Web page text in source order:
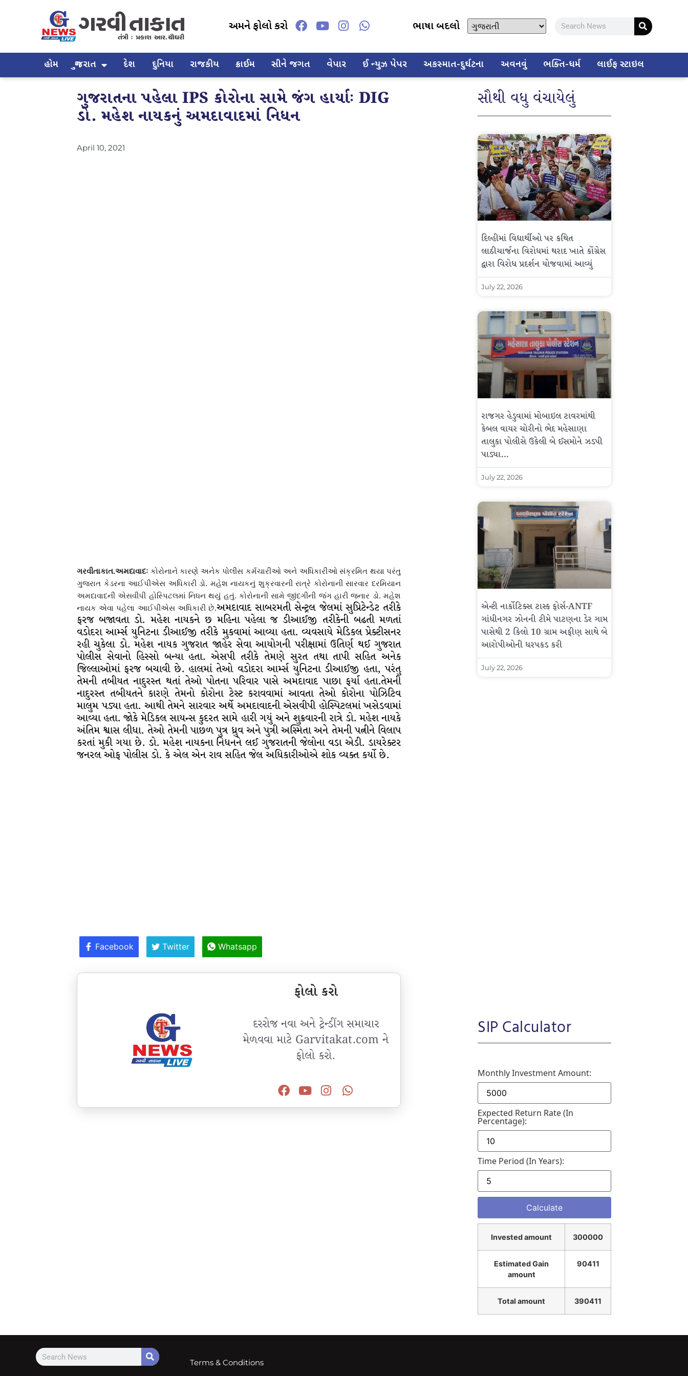
અમને ફોલો કરો ભાષા બદલો
હોમ ગુજરાત દેશ દુનિયા રાજકીય ક્રાઈમ સીને જગત વેપાર ઈ ન્યુઝ પેપર અકસ્માત-દુર્ઘટના અવનવું ભક્તિ-ધર્મ લાઈફ સ્ટાઇલ
ગુજરાતના પહેલા IPS કોરોના સામે જંગ હાર્યાઃ DIG
ડો. મહેશ નાયકનું અમદાવાદમાં નિધન
April 10, 2021
ગરવીતાકાત.અમદાવાદઃ કોરોનાને કારણે અનેક પોલીસ કર્મચારીઓ અને અધિકારીઓ સંક્રમિત થયા પરંતુ
ગુજરાત કેડરના આઈપીએસ અધિકારી ડો. મહેશ નાયકનું શુક્રવારની રાત્રે કોરોનાની સારવાર દરમિયાન
અમદાવાદની એસવીપી હોસ્પિટલમાં નિધન થયું હતું. કોરોનાની સામે જીંદગીની જંગ હારી જનાર ડો. મહેશ
નાયક એવા પહેલા આઈપીએસ અધિકારી છે.અમદાવાદ સાબરમતી સેન્ટ્રલ જેલમાં સુપ્રિટેન્ડેટ તરીકે
ફરજ બજાવતા ડો. મહેશ નાયકને છ મહિના પહેલા જ ડીઆઈજી તરીકેની બઢતી મળતાં
વડોદરા આર્મ્સ યુનિટના ડીઆઈજી તરીકે મુકવામાં આવ્યા હતા. વ્યવસાયે મેડિકલ પ્રેક્ટીસનર
રહી ચુકેલા ડો. મહેશ નાયક ગુજરાત જાહેર સેવા આયોગની પરીક્ષામાં ઉતિર્ણ થઈ ગુજરાત
પોલીસ સેવાનો હિસ્સો બન્યા હતા. એસપી તરીકે તેમણે સુરત તથા તાપી સહિત અનેક
જિલ્લાઓમાં ફરજ બચાવી છે. હાલમાં તેઓ વડોદરા આર્મ્સ યુનિટના ડીઆઈજી હતા, પરંતુ
તેમની તબીયત નાદુરસ્ત થતાં તેઓ પોતના પરિવાર પાસે અમદાવાદ પાછા ફર્યા હતા.તેમની
નાદુરસ્ત તબીયતને કારણે તેમનો કોરોના ટેસ્ટ કરાવવામાં આવતા તેઓ કોરોના પોઝિટિવ
માલુમ પડ્યા હતા. આથી તેમને સારવાર અર્થે અમદાવાદની એસવીપી હોસ્પિટલમાં ખસેડવામાં
આવ્યા હતા. જોકે મેડિકલ સાયન્સ કુદરત સામે હારી ગયું અને શુક્રવારની રાત્રે ડો. મહેશ નાયકે
અંતિમ શ્વાસ લીધા. તેઓ તેમની પાછળ પુત્ર ધ્રુવ અને પુત્રી અસ્મિતા અને તેમની પત્નીને વિલાપ
કરતાં મુકી ગયા છે. ડો. મહેશ નાયકના નિધનને લઈ ગુજરાતની જેલોના વડા એડી. ડાયરેક્ટર
જનરલ ઓફ પોલીસ ડો. કે એલ એન રાવ સહિત જેલ અધિકારીઓએ શોક વ્યક્ત કર્યો છે.
Facebook Twitter Whatsapp
ફોલો કરો
દરરોજ નવા અને ટ્રેન્ડીંગ સમાચાર
મેળવવા માટે Garvitakat.com ને
ફોલો કરો.
સૌથી વધુ વંચાયેલું
દિલ્હીમાં વિદ્યાર્થીઓ પર કથિત
લાઠીચાર્જના વિરોધમાં થરાદ ખાતે કોંગ્રેસ
દ્વારા વિરોધ પ્રદર્શન યોજવામાં આવ્યું
July 22, 2026
રાજગર હેડુવામાં મોબાઇલ ટાવરમાંથી
કેબલ વાયર ચોરીનો ભેદ મહેસાણા
તાલુકા પોલીસે ઉકેલી બે ઈસમોને ઝડપી
પાડ્યા…
July 22, 2026
એન્ટી નાર્કોટિક્સ ટાસ્ક ફોર્સ-ANTF
ગાંધીનગર ઝોનની ટીમે પાટણના ડેર ગામ
પાસેથી 2 કિલો 10 ગ્રામ અફીણ સાથે બે
આરોપીઓની ધરપકડ કરી
July 22, 2026
SIP Calculator
Monthly Investment Amount:
Expected Return Rate (in
Percentage):
Time Period (in Years):
Invested amount 300000
Estimated Gain
amount
90411
Total amount 390411
Terms & Conditions